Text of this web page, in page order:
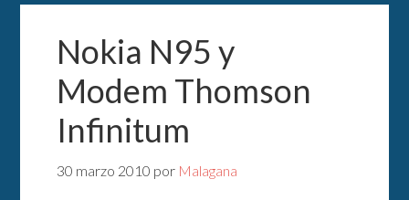
Nokia N95 y
Modem Thomson
Infinitum
30 marzo 2010 por Malagana